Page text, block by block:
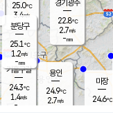
용인
24.9℃
2.7m/s
경기광주
22.8℃
2.7m/s
-mm
마장
24.6℃
25.0℃
3.4m/s
-mm
기흥구갈
24.3℃
1.4m/s
-
분당구
25.1℃
1.2m/s
-mm